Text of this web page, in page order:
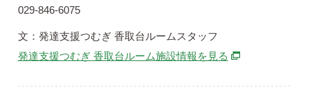
029-846-6075
文：発達支援つむぎ 香取台ルームスタッフ
発達支援つむぎ 香取台ルーム施設情報を見る 別ウィンドウで